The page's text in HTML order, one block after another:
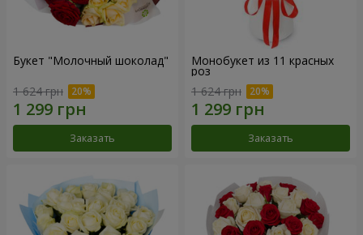
Букет "Молочный шоколад"
1 624 грн
Заказать
Монобукет из 11 красных
роз
1 624 грн
Заказать